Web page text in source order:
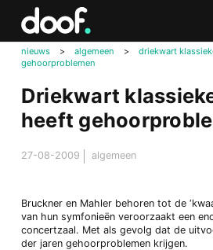
nieuws > algemeen >
driekwart
gehoorproblemen
Driekwart
heeft
27-08-2009 algemeen
Bruckner en Mahler behoren tot de
van hun symfonieën veroorzaakt een
concertzaal. Met als gevolg dat de
der jaren gehoorproblemen krijgen.
Doof.nl